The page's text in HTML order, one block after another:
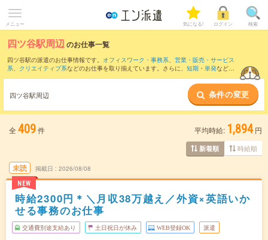
メニュー 気になる! ログイン 検索
四ツ谷駅周辺のお仕事一覧
四ツ谷駅の派遣のお仕事情報です。 オフィスワーク・事務系、 営業・販売・サービス
系、 クリエイティブ系などのお仕事を取り揃えています。さらに、 短期 ・ 単発などの
また、新宿三丁目駅 虎ノ門駅
など近隣駅
のお仕事もご確認いただけます。
四ツ谷駅周辺 条件の変更
全 409件 平均時給: 1,894 円
新着順 時給順
未読
NEW
掲載日 2026/08/08
時給2300円＊＼月収38万越え／外資×英語いか
せる事務のお仕事
交通費別途支給あり 土日祝日が休み WEB登録OK 派遣